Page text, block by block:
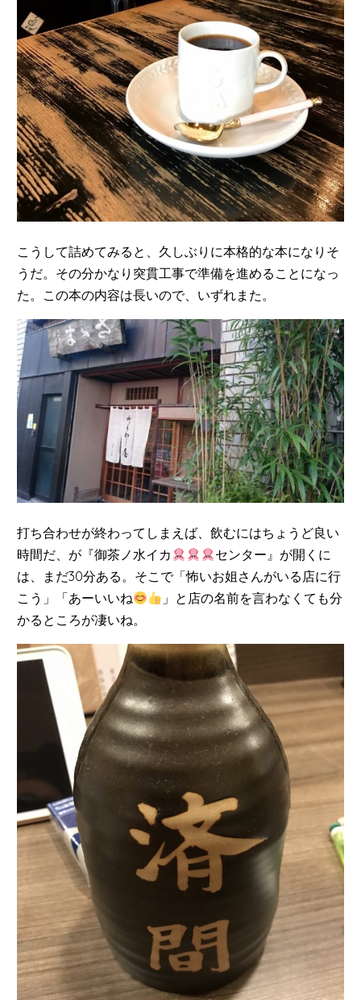
こうして詰めてみると、久しぶりに本格的な本になりそ
うだ。その分かなり突貫工事で準備を進めることになっ
た。この本の内容は長いので、いずれまた。
打ち合わせが終わってしまえば、飲むにはちょうど良い
時間だ、が『御茶ノ水イカ
センター』が開くに
は、まだ30分ある。そこで「怖いお姐さんがいる店に行
こう」「あーいいね
」と店の名前を言わなくても分
かるところが凄いね。